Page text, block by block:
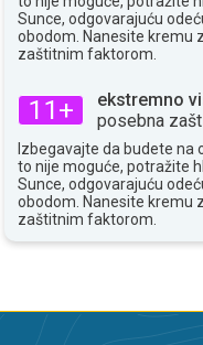
Sunce, odgovarajuću
obodom. Nanesite kremu
zaštitnim faktorom.
11+ ekstremno
posebna
Izbegavajte da budete na
to nije moguće, potražite
Sunce, odgovarajuću
obodom. Nanesite kremu
zaštitnim faktorom.